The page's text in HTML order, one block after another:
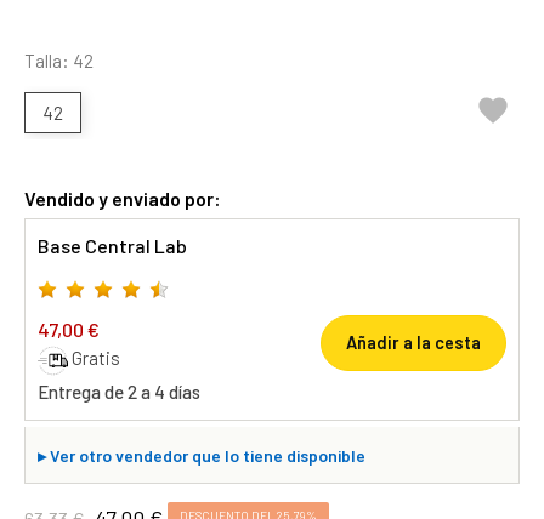
Talla: 42
42 
Vendido y enviado por:
Base Central Lab
47,00 €
Gratis
Entrega de 2 a 4 días
Añadir a la cesta
▸Ver otro vendedor que lo tiene disponible
DESCUENTO DEL 25,79%